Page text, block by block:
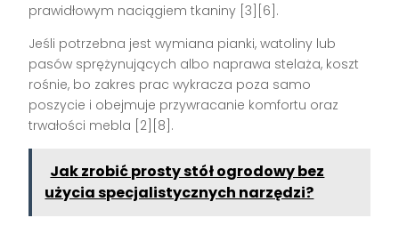
prawidłowym naciągiem tkaniny [3][6].
Jeśli potrzebna jest wymiana pianki, watoliny lub
pasów sprężynujących albo naprawa stelaża, koszt
rośnie, bo zakres prac wykracza poza samo
poszycie i obejmuje przywracanie komfortu oraz
trwałości mebla [2][8].
Jak zrobić prosty stół ogrodowy bez
użycia specjalistycznych narzędzi?